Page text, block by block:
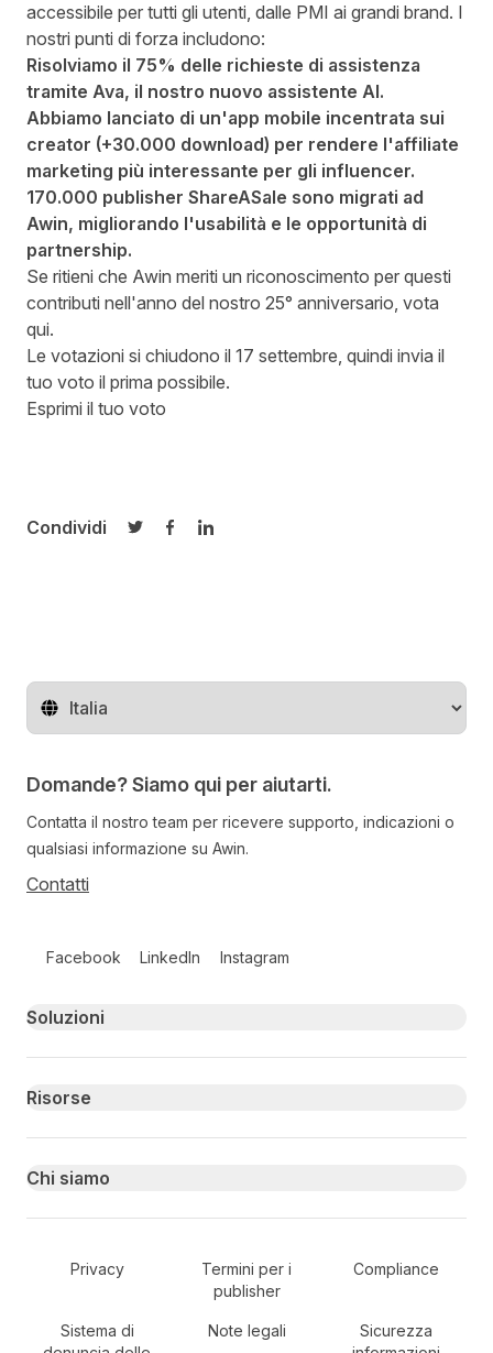
accessibile per tutti gli utenti, dalle PMI ai grandi brand. I
nostri punti di forza includono:
Risolviamo il 75% delle richieste di assistenza
tramite Ava, il nostro nuovo assistente AI.
Abbiamo lanciato di un'app mobile incentrata sui
creator (+30.000 download) per rendere l'affiliate
marketing più interessante per gli influencer.
170.000 publisher ShareASale sono migrati ad
Awin, migliorando l'usabilità e le opportunità di
partnership.
Se ritieni che Awin meriti un riconoscimento per questi
contributi nell'anno del nostro 25° anniversario, vota
qui.
Le votazioni si chiudono il 17 settembre, quindi invia il
tuo voto il prima possibile.
Esprimi il tuo voto
Condividi
Condividi su Twitter
Condividi su Facebook
Condividi su LinkedIn
Cambia regione
Domande? Siamo qui per aiutarti.
Contatta il nostro team per ricevere supporto, indicazioni o
qualsiasi informazione su Awin.
Contatti
Facebook LinkedIn Instagram
Primary footer navigation
Soluzioni
Risorse
Chi siamo
Secondary Footer Navigation
Privacy
Termini per i
publisher
Compliance
Sistema di
Note legali
Sicurezza